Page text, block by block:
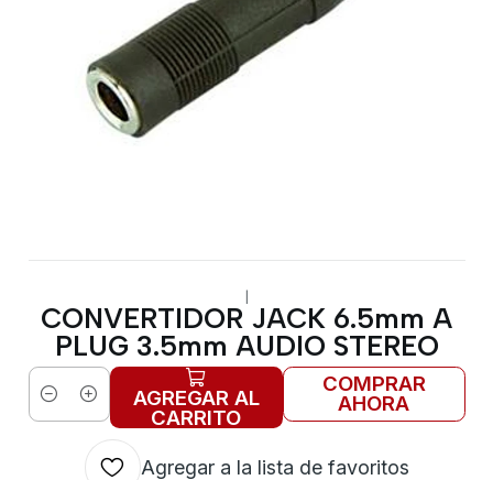
|
CONVERTIDOR JACK 6.5mm A
PLUG 3.5mm AUDIO STEREO
Cantidad AGREGAR AL
CARRITO
COMPRAR
AHORA
Agregar a la lista de favoritos